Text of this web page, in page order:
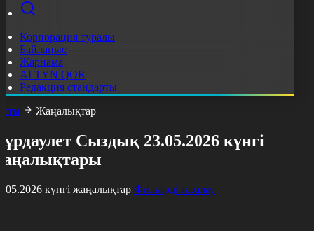
Корпорация туралы
Байланыс
Жарнама
ALTYN QOR
Редакция стандарты
Жаңалықтар
Сыздық 23.05.2026 күнгі
күнгі жаңалықтар Фильтрді тазалау